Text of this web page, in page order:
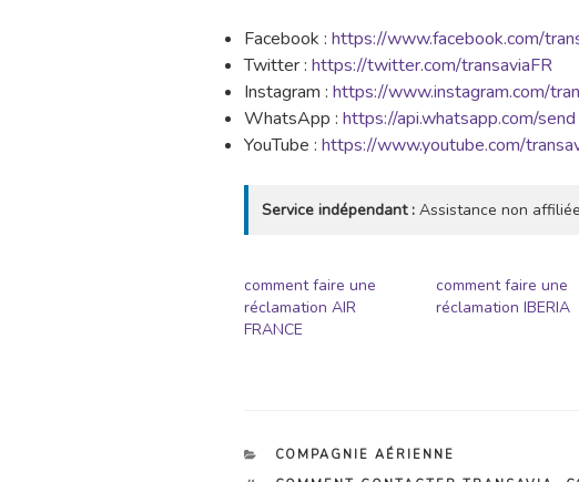
Facebook : https://www.facebook.com/
Twitter : https://twitter.com/transaviaFR
Instagram : https://www.instagram.com/
WhatsApp : https://api.whatsapp.com/send
YouTube : https://www.youtube.com/
Service indépendant : Assistance non
comment faire une
réclamation AIR
FRANCE
comment faire une
réclamation IBERIA
CATÉGORIES
COMPAGNIE AÉRIENNE